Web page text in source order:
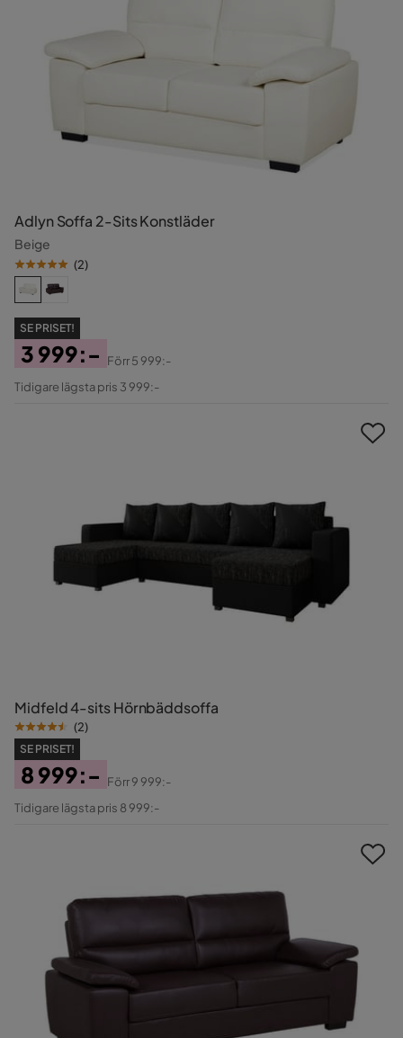
Adlyn Soffa 2-Sits Konstläder
Beige
(2)
SE PRISET!
Pris
3 999:-
Original
Förr5 999:-
Tidigare lägsta pris 3 999:-
Midfeld 4-sits Hörnbäddsoffa
(2)
SE PRISET!
Pris
8 999:-
Original
Förr9 999:-
Tidigare lägsta pris 8 999:-